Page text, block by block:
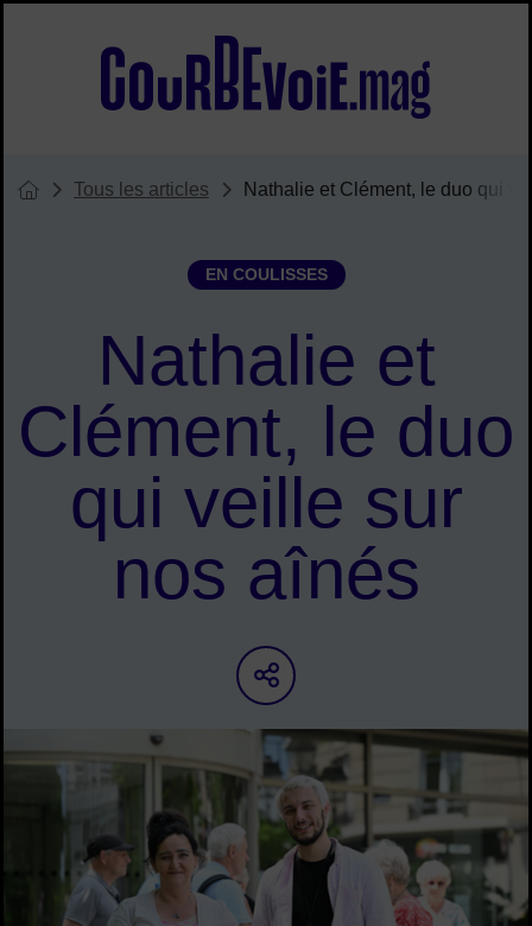
Accueil ville de Courbevoie
Vous êtes ici :
Page d'accueil du site
Tous les articles Nathalie et Clément, le duo qui
Nathalie et
Clément, le duo
qui veille sur
nos aînés
EN COULISSES
Partager sur les